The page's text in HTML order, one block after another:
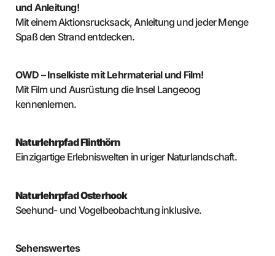
und Anleitung!
Mit einem Aktionsrucksack, Anleitung und jeder Menge
Spaß den Strand entdecken.
OWD – Inselkiste mit Lehrmaterial und Film!
Mit Film und Ausrüstung die Insel Langeoog
kennenlernen.
Naturlehrpfad Flinthörn
Einzigartige Erlebniswelten in uriger Naturlandschaft.
Naturlehrpfad Osterhook
Seehund- und Vogelbeobachtung inklusive.
Sehenswertes